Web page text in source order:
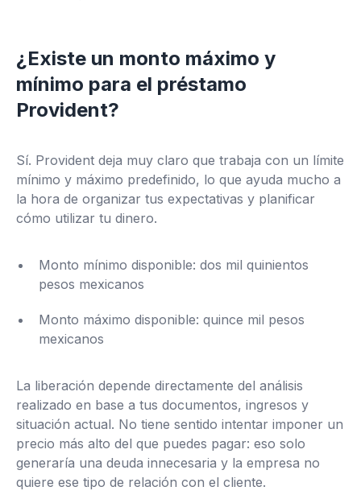
¿Existe un monto máximo y
mínimo para el préstamo
Provident?
Sí. Provident deja muy claro que trabaja con un límite
mínimo y máximo predefinido, lo que ayuda mucho a
la hora de organizar tus expectativas y planificar
cómo utilizar tu dinero.
Monto mínimo disponible: dos mil quinientos
pesos mexicanos
Monto máximo disponible: quince mil pesos
mexicanos
La liberación depende directamente del análisis
realizado en base a tus documentos, ingresos y
situación actual. No tiene sentido intentar imponer un
precio más alto del que puedes pagar: eso solo
generaría una deuda innecesaria y la empresa no
quiere ese tipo de relación con el cliente.